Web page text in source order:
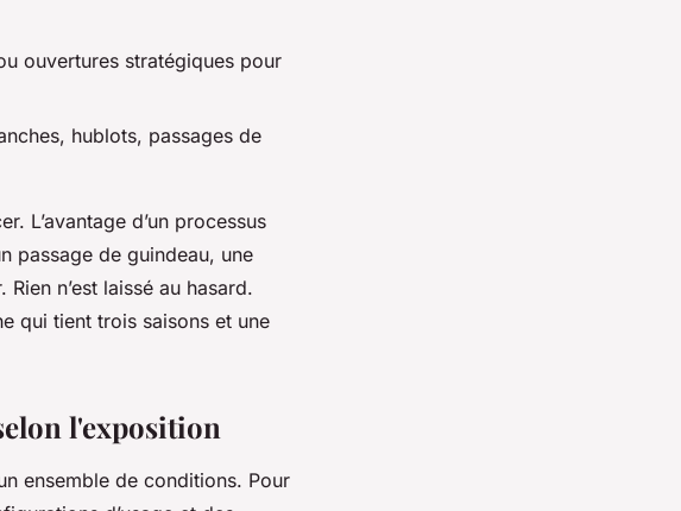
ouvertures stratégiques pour
hublots, passages de
L’avantage d’un processus
passage de guindeau, une
n’est laissé au hasard.
qui tient trois saisons et une
l'exposition
ensemble de conditions. Pour